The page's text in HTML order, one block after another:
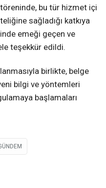
bu tür hizmet içi
sağladığı katkıya
emeği geçen ve
teşekkür edildi.
birlikte, belge
bilgi ve yöntemleri
başlamaları